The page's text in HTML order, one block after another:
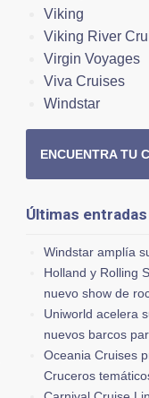
Viking
Viking River
Virgin Voyages
Viva Cruises
Windstar
ENCUENTRA TU
Últimas entradas
Windstar amplía
Holland y Rolling
nuevo show de
Uniworld acelera
nuevos barcos
Oceania Cruises
Cruceros